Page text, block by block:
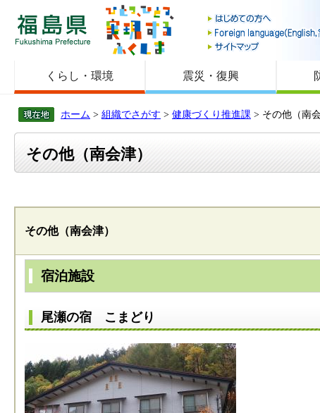
福島県
くらし・環境 震災・復興
ホーム > 組織でさがす > 健康づくり推進課 > その他（南会
その他（南会津）
その他（南会津）
宿泊施設
尾瀬の宿 こまどり